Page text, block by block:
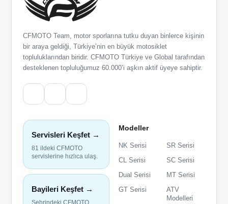
CFMOTO Team, motor sporlarına tutku duyan binlerce kişinin
bir araya geldiği, Türkiye’nin en büyük motosiklet
topluluklarından biridir. CFMOTO Türkiye ve Global tarafından
desteklenen topluluğumuz 60.000’i aşkın aktif üyeye sahiptir.
Servisleri Keşfet →
81 ildeki CFMOTO
servislerine hızlıca ulaş.
Bayileri Keşfet →
Modeller
NK Serisi
SR Serisi
CL Serisi
SC Serisi
Dual Serisi
MT Serisi
GT Serisi
ATV
Modelleri